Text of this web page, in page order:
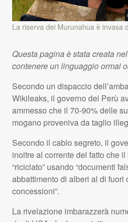
La riserva dei Murunahua è invasa
Questa pagina è stata creata
contenere un linguaggio ormai
Secondo un dispaccio
Wikileaks, il governo del Perù
ammesso che il 70-90% delle
mogano proveniva da taglio
Secondo il cablo segreto, il
inoltre al corrente del fatto che
“riciclato” usando “documenti
abbattimento di alberi al di fuori
concessioni”.
La rivelazione imbarazzerà